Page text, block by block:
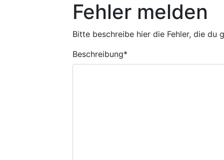
Fehler melden
Bitte beschreibe hier die Fehler, die du
Beschreibung*